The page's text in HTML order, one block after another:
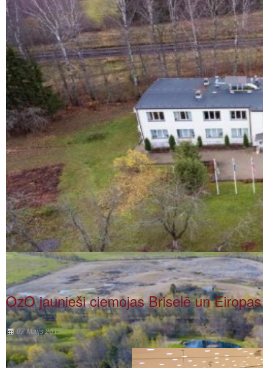
OzO jaunieši ciemojas Briselē un
07 Maijs 2015